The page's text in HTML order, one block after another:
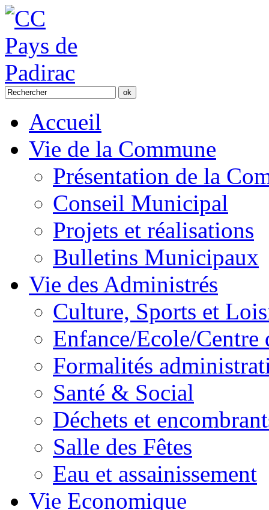
Accueil
Vie de la Commune
Présentation de la
Conseil Municipal
Projets et réalisations
Bulletins Municipaux
Vie des Administrés
Culture, Sports et
Enfance/Ecole/Centre
Formalités
Santé & Social
Déchets et
Salle des Fêtes
Eau et assainissement
Vie Economique